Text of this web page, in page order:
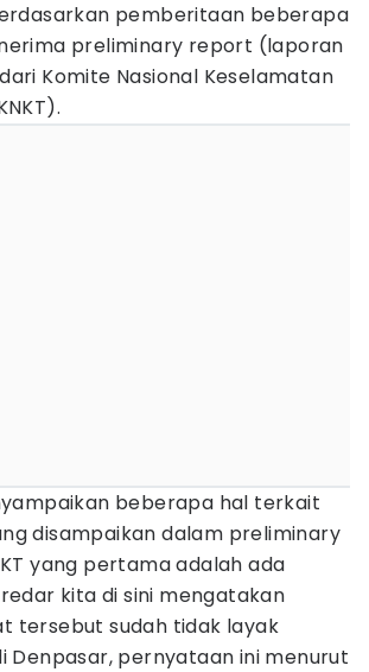
pemberitaan beberapa
preliminary report (laporan
Komite Nasional Keselamatan
beberapa hal terkait
disampaikan dalam preliminary
yang pertama adalah ada
kita di sini mengatakan
tersebut sudah tidak layak
Denpasar, pernyataan ini menurut